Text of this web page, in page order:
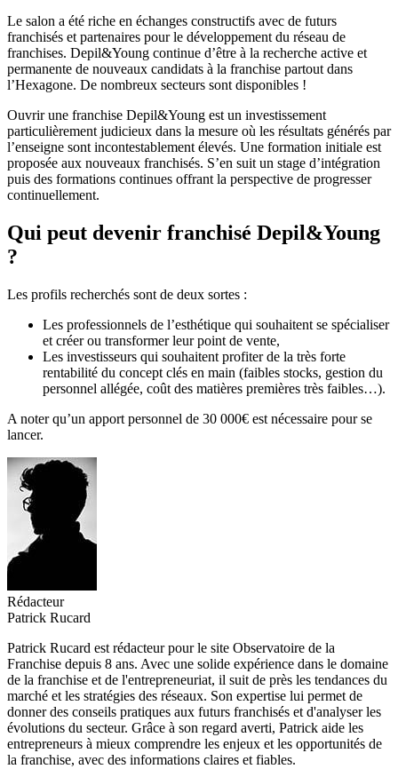
Le salon a été riche en échanges constructifs avec de futurs
franchisés et partenaires pour le développement du réseau de
franchises. Depil&Young continue d’être à la recherche active et
permanente de nouveaux candidats à la franchise partout dans
l’Hexagone. De nombreux secteurs sont disponibles !
Ouvrir une franchise Depil&Young est un investissement
particulièrement judicieux dans la mesure où les résultats générés par
l’enseigne sont incontestablement élevés. Une formation initiale est
proposée aux nouveaux franchisés. S’en suit un stage d’intégration
puis des formations continues offrant la perspective de progresser
continuellement.
Qui peut devenir franchisé Depil&Young
?
Les profils recherchés sont de deux sortes :
Les professionnels de l’esthétique qui souhaitent se spécialiser
et créer ou transformer leur point de vente,
Les investisseurs qui souhaitent profiter de la très forte
rentabilité du concept clés en main (faibles stocks, gestion du
personnel allégée, coût des matières premières très faibles…).
A noter qu’un apport personnel de 30 000€ est nécessaire pour se
lancer.
Rédacteur
Patrick Rucard
Patrick Rucard est rédacteur pour le site Observatoire de la
Franchise depuis 8 ans. Avec une solide expérience dans le domaine
de la franchise et de l'entrepreneuriat, il suit de près les tendances du
marché et les stratégies des réseaux. Son expertise lui permet de
donner des conseils pratiques aux futurs franchisés et d'analyser les
évolutions du secteur. Grâce à son regard averti, Patrick aide les
entrepreneurs à mieux comprendre les enjeux et les opportunités de
la franchise, avec des informations claires et fiables.